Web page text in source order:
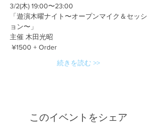
3/2(木) 19:00〜23:00
「遊演木曜ナイト〜オープンマイク＆セッシ
ョン〜」
主催 木田光昭
¥1500 + Order
続きを読む >>
このイベントをシェア